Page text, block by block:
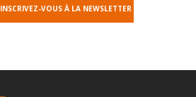
INSCRIVEZ-VOUS À LA NEWSLETTER